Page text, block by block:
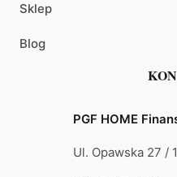
Sklep
Blog
PGF HOME
Ul. Opawska 27 /